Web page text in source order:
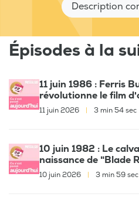
Description
Épisodes à la
11 juin 1986 : Ferris
révolutionne le film
11 juin 2026 3 min 54 sec
10 juin 1982 : Le
naissance de "Blade
10 juin 2026 3 min 59 sec